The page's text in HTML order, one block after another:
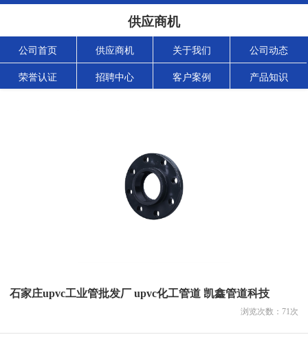
供应商机
公司首页 供应商机 关于我们 公司动态
荣誉认证 招聘中心 客户案例 产品知识
石家庄upvc工业管批发厂 upvc化工管道 凯鑫管道科技
浏览次数： 71次